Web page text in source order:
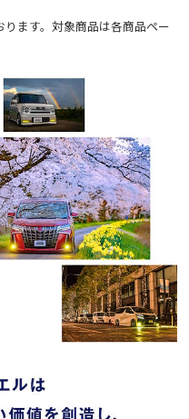
ます。対象商品は各商品ペー